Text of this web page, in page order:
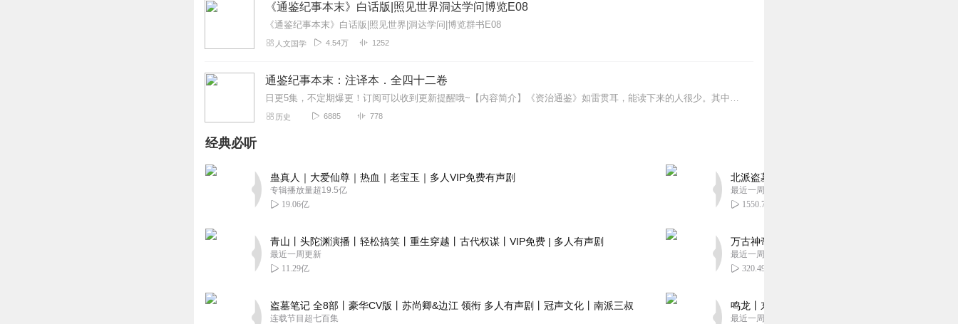
《通鉴纪事本末》白话版|照见世界洞达学问博览E08
《通鉴纪事本末》白话版|照见世界|洞达学问|博览群书E08
人文国学 4.54万 1252
通鉴纪事本末：注译本．全四十二卷
日更5集，不定期爆更！订阅可以收到更新提醒哦~【内容简介】《资治通鉴》如雷贯耳，能读下来的人很少。其中一个重要的原因：资治通鉴是编年体，一件事隔着好...
历史 6885 778
经典必听
蛊真人｜大爱仙尊｜热血｜老宝玉｜多人VIP免费有声剧
专辑播放量超19.5亿
19.06亿
青山丨头陀渊演播丨轻松搞笑丨重生穿越丨古代权谋丨VIP免费 | 多人有声剧
最近一周更新
11.29亿
盗墓笔记 全8部丨豪华CV版丨苏尚卿&边江 领衔 多人有声剧丨冠声文化丨南派三叔
连载节目超七百集
北派盗墓笔记丨头陀渊出品丨悬疑灵异丨摸金校尉
最近一周更新
1550.73万
万古神帝丨玄幻丨热血丨紫襟团队演播丨多人有声
最近一周更新
320.49万
鸣龙丨东方玄幻丨紫襟团队丨轻松搞笑丨多人有声
最近一周更新